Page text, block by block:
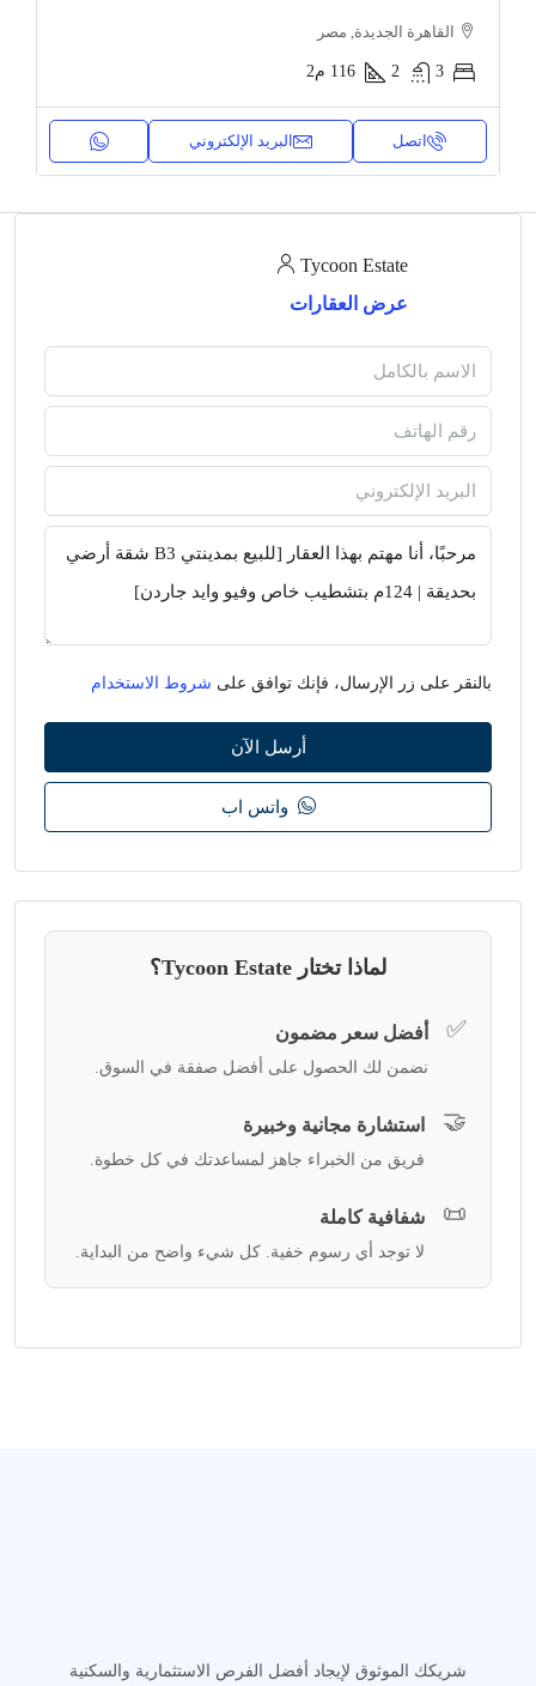
القاهرة الجديدة, مصر
3
2
116 م2
اتصل البريد الإلكتروني
Tycoon Estate
عرض العقارات
بالنقر على زر الإرسال، فإنك توافق على شروط الاستخدام
أرسل الآن
واتس اب
لماذا تختار Tycoon Estate؟
✅ أفضل سعر مضمون
نضمن لك الحصول على أفضل صفقة في السوق.
🤝 استشارة مجانية وخبيرة
فريق من الخبراء جاهز لمساعدتك في كل خطوة.
📜 شفافية كاملة
لا توجد أي رسوم خفية. كل شيء واضح من البداية.
شريكك الموثوق لإيجاد أفضل الفرص الاستثمارية والسكنية